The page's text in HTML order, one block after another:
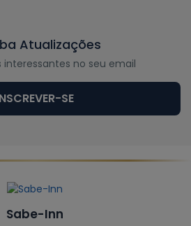
Atualizações
interessantes no seu email
SE
Sabe-Inn